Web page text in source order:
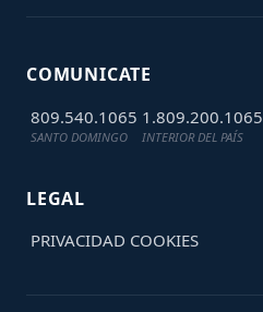
COMUNICATE
809.540.1065
SANTO DOMINGO
1.809.200.1065
INTERIOR DEL PAÍS
LEGAL
PRIVACIDAD COOKIES